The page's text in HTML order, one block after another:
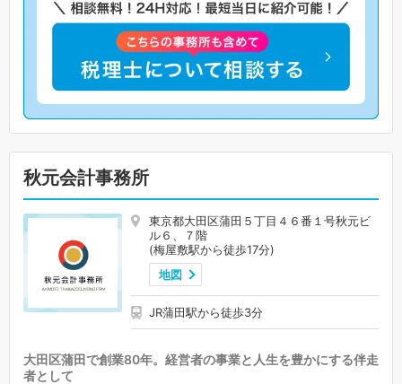
秋元会計事務所
東京都大田区蒲田５丁目４６番１号秋元ビ
ル６、７階
(梅屋敷駅から徒歩17分)
地図
JR蒲田駅から徒歩3分
大田区蒲田で創業80年。経営者の事業と人生を豊かにする伴走
者として